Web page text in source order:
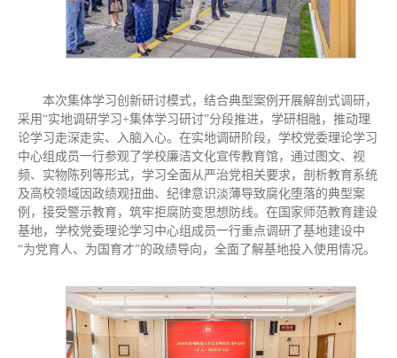
本次集体学习创新研讨模式，结合典型案例开展解剖式调研，
采用“实地调研学习+集体学习研讨”分段推进，学研相融，推动理
论学习走深走实、入脑入心。在实地调研阶段，学校党委理论学习
中心组成员一行参观了学校廉洁文化宣传教育馆，通过图文、视
频、实物陈列等形式，学习全面从严治党相关要求，剖析教育系统
及高校领域因政绩观扭曲、纪律意识淡薄导致腐化堕落的典型案
例，接受警示教育，筑牢拒腐防变思想防线。在国家师范教育建设
基地，学校党委理论学习中心组成员一行重点调研了基地建设中
“为党育人、为国育才”的政绩导向，全面了解基地投入使用情况。